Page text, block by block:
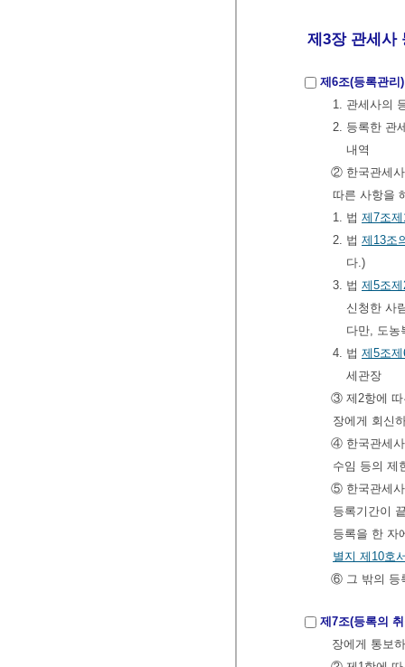
제3장 관세사
제6조(등록관리)
1. 관세사의
2. 등록한 관
내역
② 한국관세
따른 사항을
1. 법 제7조
2. 법 제13조
다.)
3. 법 제5조
신청한 사
다만, 도농
4. 법 제5조
세관장
③ 제2항에 따
장에게 회신
④ 한국관세
수임 등의 제
⑤ 한국관세
등록기간이
등록을 한 자
별지 제10호
⑥ 그 밖의 등
제7조(등록의
장에게 통보